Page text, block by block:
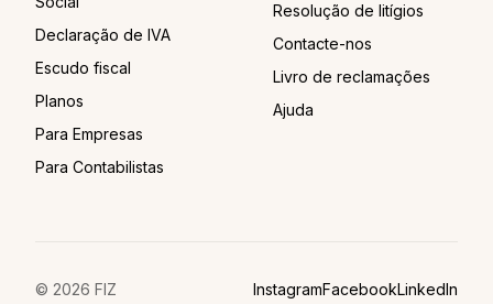
Declaração de IVA
Escudo fiscal
Planos
Para Empresas
Para Contabilistas
Resolução de litígios
Contacte-nos
Livro de reclamações
Ajuda
© 2026 FIZ InstagramFacebookLinkedIn